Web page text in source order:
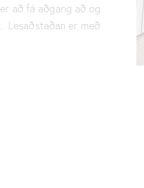
að fá aðgang að og
Lesaðstaðan er með